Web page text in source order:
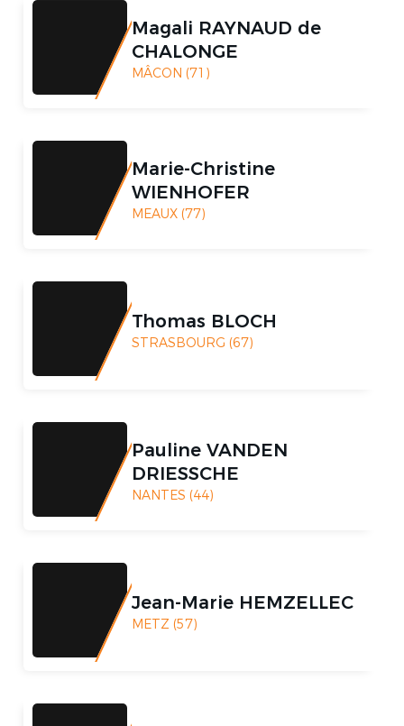
Magali RAYNAUD de
CHALONGE
MÂCON (71)
Marie-Christine
WIENHOFER
MEAUX (77)
Thomas BLOCH
STRASBOURG (67)
Pauline VANDEN
DRIESSCHE
NANTES (44)
Jean-Marie HEMZELLEC
METZ (57)